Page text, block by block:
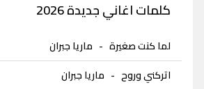
كلمات اغاني جديدة 2026
لما كنت صغيرة - ماريا جبران
اتركني وروح - ماريا جبران